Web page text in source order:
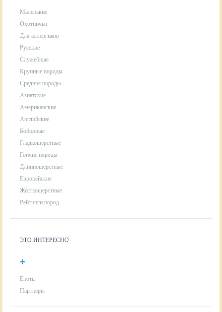
Маленькие
Охотничьи
Для аллергиков
Русские
Служебные
Крупные породы
Средние породы
Азиатские
Американские
Английские
Бойцовые
Гладкошерстные
Гончие породы
Длинношерстные
Европейские
Жесткошерстные
Рейтинги пород
ЭТО ИНТЕРЕСНО
Еноты
Партнеры